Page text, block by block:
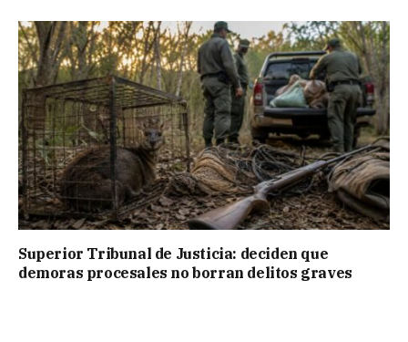
Superior Tribunal de Justicia: deciden que
demoras procesales no borran delitos graves